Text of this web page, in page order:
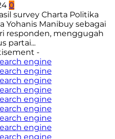
0
survey Charta Politika
Manibuy sebagai
responden, menggugah
partai...
-